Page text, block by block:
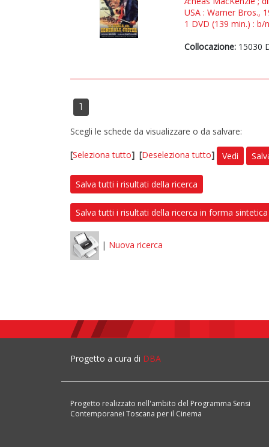
USA : Warner Bros.,
1 DVD (139 min.) : b/
Collocazione: 15030
1
Scegli le schede da visualizzare o da salvare:
[Seleziona tutto] [Deseleziona tutto] Vedi
Salva tutti i risultati della ricerca
Salva tutti i risultati della ricerca in forma sintetica
| Nuova ricerca
Progetto a cura di DBA
Progetto realizzato nell'ambito del Programma Sensi
Contemporanei Toscana per il Cinema